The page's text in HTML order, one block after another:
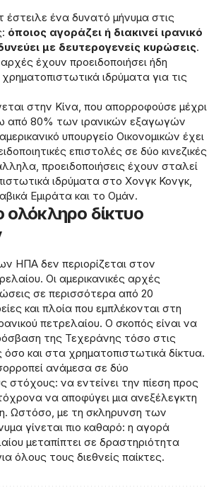
ένα δυνατό μήνυμα στις
όποιος αγοράζει ή διακινεί ιρανικό
με δευτερογενείς κυρώσεις.
αρχές έχουν προειδοποιήσει ήδη
χρηματοπιστωτικά ιδρύματα για τις
στην Κίνα, που απορροφούσε μέχρι
80% των ιρανικών εξαγωγών
υπουργείο Οικονομικών έχει
επιστολές σε δύο κινεζικές
προειδοποιήσεις έχουν σταλεί
ιδρύματα στο Χονγκ Κονγκ,
Εμιράτα και το Ομάν.
ολόκληρο δίκτυο
ΗΠΑ δεν περιορίζεται στον
Οι αμερικανικές αρχές
σε περισσότερα από 20
και πλοία που εμπλέκονται στη
πετρελαίου. Ο σκοπός είναι να
της Τεχεράνης τόσο στις
όσο και στα χρηματοπιστωτικά δίκτυα.
ανάμεσα σε δύο
στόχους: να εντείνει την πίεση προς
να αποφύγει μια ανεξέλεγκτη
Ωστόσο, με τη σκληρυνση των
γίνεται πιο καθαρό: η αγορά
μεταπίπτει σε δραστηριότητα
όλους τους διεθνείς παίκτες.